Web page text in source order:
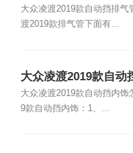
吗
大众凌渡2019款自动挡排气
渡2019款排气管下面有...
大众凌渡2019款自动
大众凌渡2019款自动挡内饰
9款自动挡内饰：1、...